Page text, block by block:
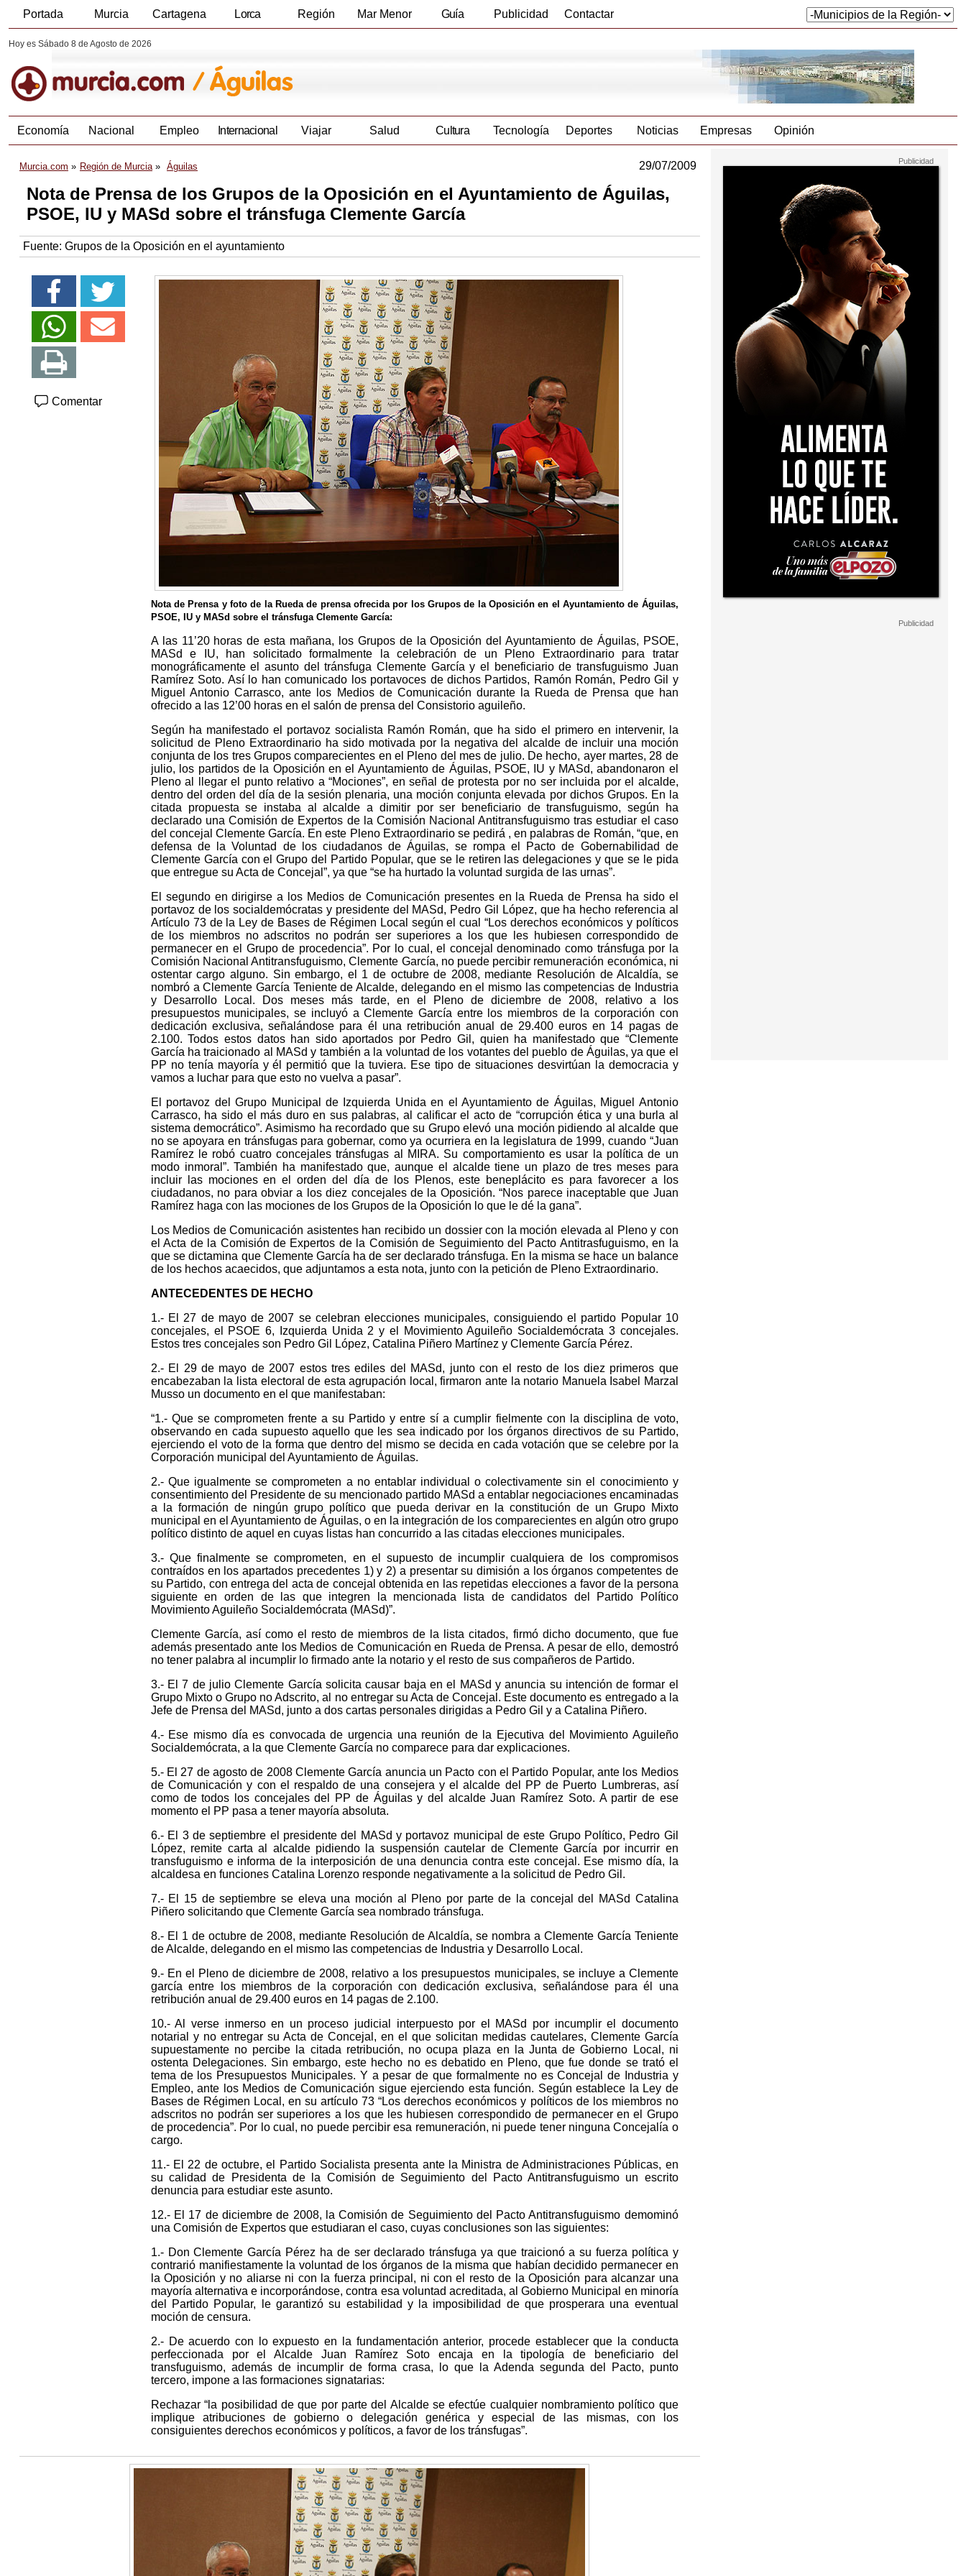
Portada Murcia Cartagena Lorca Región Mar Menor Guía Publicidad Contactar
Hoy es Sábado 8 de Agosto de 2026
Economía Nacional Empleo Internacional Viajar Salud Cultura Tecnología Deportes Noticias Empresas Opinión
Murcia.com Región de Murcia Águilas 29/07/2009
Nota de Prensa de los Grupos de la Oposición en el Ayuntamiento de Águilas,
PSOE, IU y MASd sobre el tránsfuga Clemente García
Fuente: Grupos de la Oposición en el ayuntamiento
Comentar
Nota de Prensa y foto de la Rueda de prensa ofrecida por los Grupos de la Oposición en el Ayuntamiento de Águilas,
PSOE, IU y MASd sobre el tránsfuga Clemente García:
A las 11’20 horas de esta mañana, los Grupos de la Oposición del Ayuntamiento de Águilas, PSOE,
MASd e IU, han solicitado formalmente la celebración de un Pleno Extraordinario para tratar
monográficamente el asunto del tránsfuga Clemente García y el beneficiario de transfuguismo Juan
Ramírez Soto. Así lo han comunicado los portavoces de dichos Partidos, Ramón Román, Pedro Gil y
Miguel Antonio Carrasco, ante los Medios de Comunicación durante la Rueda de Prensa que han
ofrecido a las 12’00 horas en el salón de prensa del Consistorio aguileño.
Según ha manifestado el portavoz socialista Ramón Román, que ha sido el primero en intervenir, la
solicitud de Pleno Extraordinario ha sido motivada por la negativa del alcalde de incluir una moción
conjunta de los tres Grupos comparecientes en el Pleno del mes de julio. De hecho, ayer martes, 28 de
julio, los partidos de la Oposición en el Ayuntamiento de Águilas, PSOE, IU y MASd, abandonaron el
Pleno al llegar el punto relativo a “Mociones”, en señal de protesta por no ser incluida por el alcalde,
dentro del orden del día de la sesión plenaria, una moción conjunta elevada por dichos Grupos. En la
citada propuesta se instaba al alcalde a dimitir por ser beneficiario de transfuguismo, según ha
declarado una Comisión de Expertos de la Comisión Nacional Antitransfuguismo tras estudiar el caso
del concejal Clemente García. En este Pleno Extraordinario se pedirá , en palabras de Román, “que, en
defensa de la Voluntad de los ciudadanos de Águilas, se rompa el Pacto de Gobernabilidad de
Clemente García con el Grupo del Partido Popular, que se le retiren las delegaciones y que se le pida
que entregue su Acta de Concejal”, ya que “se ha hurtado la voluntad surgida de las urnas”.
El segundo en dirigirse a los Medios de Comunicación presentes en la Rueda de Prensa ha sido el
portavoz de los socialdemócratas y presidente del MASd, Pedro Gil López, que ha hecho referencia al
Artículo 73 de la Ley de Bases de Régimen Local según el cual “Los derechos económicos y políticos
de los miembros no adscritos no podrán ser superiores a los que les hubiesen correspondido de
permanecer en el Grupo de procedencia”. Por lo cual, el concejal denominado como tránsfuga por la
Comisión Nacional Antitransfuguismo, Clemente García, no puede percibir remuneración económica, ni
ostentar cargo alguno. Sin embargo, el 1 de octubre de 2008, mediante Resolución de Alcaldía, se
nombró a Clemente García Teniente de Alcalde, delegando en el mismo las competencias de Industria
y Desarrollo Local. Dos meses más tarde, en el Pleno de diciembre de 2008, relativo a los
presupuestos municipales, se incluyó a Clemente García entre los miembros de la corporación con
dedicación exclusiva, señalándose para él una retribución anual de 29.400 euros en 14 pagas de
2.100. Todos estos datos han sido aportados por Pedro Gil, quien ha manifestado que “Clemente
García ha traicionado al MASd y también a la voluntad de los votantes del pueblo de Águilas, ya que el
PP no tenía mayoría y él permitió que la tuviera. Ese tipo de situaciones desvirtúan la democracia y
vamos a luchar para que esto no vuelva a pasar”.
El portavoz del Grupo Municipal de Izquierda Unida en el Ayuntamiento de Águilas, Miguel Antonio
Carrasco, ha sido el más duro en sus palabras, al calificar el acto de “corrupción ética y una burla al
sistema democrático”. Asimismo ha recordado que su Grupo elevó una moción pidiendo al alcalde que
no se apoyara en tránsfugas para gobernar, como ya ocurriera en la legislatura de 1999, cuando “Juan
Ramírez le robó cuatro concejales tránsfugas al MIRA. Su comportamiento es usar la política de un
modo inmoral”. También ha manifestado que, aunque el alcalde tiene un plazo de tres meses para
incluir las mociones en el orden del día de los Plenos, este beneplácito es para favorecer a los
ciudadanos, no para obviar a los diez concejales de la Oposición. “Nos parece inaceptable que Juan
Ramírez haga con las mociones de los Grupos de la Oposición lo que le dé la gana”.
Los Medios de Comunicación asistentes han recibido un dossier con la moción elevada al Pleno y con
el Acta de la Comisión de Expertos de la Comisión de Seguimiento del Pacto Antitrasfuguismo, en la
que se dictamina que Clemente García ha de ser declarado tránsfuga. En la misma se hace un balance
de los hechos acaecidos, que adjuntamos a esta nota, junto con la petición de Pleno Extraordinario.
ANTECEDENTES DE HECHO
1.- El 27 de mayo de 2007 se celebran elecciones municipales, consiguiendo el partido Popular 10
concejales, el PSOE 6, Izquierda Unida 2 y el Movimiento Aguileño Socialdemócrata 3 concejales.
Estos tres concejales son Pedro Gil López, Catalina Piñero Martínez y Clemente García Pérez.
2.- El 29 de mayo de 2007 estos tres ediles del MASd, junto con el resto de los diez primeros que
encabezaban la lista electoral de esta agrupación local, firmaron ante la notario Manuela Isabel Marzal
Musso un documento en el que manifestaban:
“1.- Que se comprometen frente a su Partido y entre sí a cumplir fielmente con la disciplina de voto,
observando en cada supuesto aquello que les sea indicado por los órganos directivos de su Partido,
ejerciendo el voto de la forma que dentro del mismo se decida en cada votación que se celebre por la
Corporación municipal del Ayuntamiento de Águilas.
2.- Que igualmente se comprometen a no entablar individual o colectivamente sin el conocimiento y
consentimiento del Presidente de su mencionado partido MASd a entablar negociaciones encaminadas
a la formación de ningún grupo político que pueda derivar en la constitución de un Grupo Mixto
municipal en el Ayuntamiento de Águilas, o en la integración de los comparecientes en algún otro grupo
político distinto de aquel en cuyas listas han concurrido a las citadas elecciones municipales.
3.- Que finalmente se comprometen, en el supuesto de incumplir cualquiera de los compromisos
contraídos en los apartados precedentes 1) y 2) a presentar su dimisión a los órganos competentes de
su Partido, con entrega del acta de concejal obtenida en las repetidas elecciones a favor de la persona
siguiente en orden de las que integren la mencionada lista de candidatos del Partido Político
Movimiento Aguileño Socialdemócrata (MASd)”.
Clemente García, así como el resto de miembros de la lista citados, firmó dicho documento, que fue
además presentado ante los Medios de Comunicación en Rueda de Prensa. A pesar de ello, demostró
no tener palabra al incumplir lo firmado ante la notario y el resto de sus compañeros de Partido.
3.- El 7 de julio Clemente García solicita causar baja en el MASd y anuncia su intención de formar el
Grupo Mixto o Grupo no Adscrito, al no entregar su Acta de Concejal. Este documento es entregado a la
Jefe de Prensa del MASd, junto a dos cartas personales dirigidas a Pedro Gil y a Catalina Piñero.
4.- Ese mismo día es convocada de urgencia una reunión de la Ejecutiva del Movimiento Aguileño
Socialdemócrata, a la que Clemente García no comparece para dar explicaciones.
5.- El 27 de agosto de 2008 Clemente García anuncia un Pacto con el Partido Popular, ante los Medios
de Comunicación y con el respaldo de una consejera y el alcalde del PP de Puerto Lumbreras, así
como de todos los concejales del PP de Águilas y del alcalde Juan Ramírez Soto. A partir de ese
momento el PP pasa a tener mayoría absoluta.
6.- El 3 de septiembre el presidente del MASd y portavoz municipal de este Grupo Político, Pedro Gil
López, remite carta al alcalde pidiendo la suspensión cautelar de Clemente García por incurrir en
transfuguismo e informa de la interposición de una denuncia contra este concejal. Ese mismo día, la
alcaldesa en funciones Catalina Lorenzo responde negativamente a la solicitud de Pedro Gil.
7.- El 15 de septiembre se eleva una moción al Pleno por parte de la concejal del MASd Catalina
Piñero solicitando que Clemente García sea nombrado tránsfuga.
8.- El 1 de octubre de 2008, mediante Resolución de Alcaldía, se nombra a Clemente García Teniente
de Alcalde, delegando en el mismo las competencias de Industria y Desarrollo Local.
9.- En el Pleno de diciembre de 2008, relativo a los presupuestos municipales, se incluye a Clemente
garcía entre los miembros de la corporación con dedicación exclusiva, señalándose para él una
retribución anual de 29.400 euros en 14 pagas de 2.100.
10.- Al verse inmerso en un proceso judicial interpuesto por el MASd por incumplir el documento
notarial y no entregar su Acta de Concejal, en el que solicitan medidas cautelares, Clemente García
supuestamente no percibe la citada retribución, no ocupa plaza en la Junta de Gobierno Local, ni
ostenta Delegaciones. Sin embargo, este hecho no es debatido en Pleno, que fue donde se trató el
tema de los Presupuestos Municipales. Y a pesar de que formalmente no es Concejal de Industria y
Empleo, ante los Medios de Comunicación sigue ejerciendo esta función. Según establece la Ley de
Bases de Régimen Local, en su artículo 73 “Los derechos económicos y políticos de los miembros no
adscritos no podrán ser superiores a los que les hubiesen correspondido de permanecer en el Grupo
de procedencia”. Por lo cual, no puede percibir esa remuneración, ni puede tener ninguna Concejalía o
cargo.
11.- El 22 de octubre, el Partido Socialista presenta ante la Ministra de Administraciones Públicas, en
su calidad de Presidenta de la Comisión de Seguimiento del Pacto Antitransfuguismo un escrito
denuncia para estudiar este asunto.
12.- El 17 de diciembre de 2008, la Comisión de Seguimiento del Pacto Antitransfuguismo demominó
una Comisión de Expertos que estudiaran el caso, cuyas conclusiones son las siguientes:
1.- Don Clemente García Pérez ha de ser declarado tránsfuga ya que traicionó a su fuerza política y
contrarió manifiestamente la voluntad de los órganos de la misma que habían decidido permanecer en
la Oposición y no aliarse ni con la fuerza principal, ni con el resto de la Oposición para alcanzar una
mayoría alternativa e incorporándose, contra esa voluntad acreditada, al Gobierno Municipal en minoría
del Partido Popular, le garantizó su estabilidad y la imposibilidad de que prosperara una eventual
moción de censura.
2.- De acuerdo con lo expuesto en la fundamentación anterior, procede establecer que la conducta
perfeccionada por el Alcalde Juan Ramírez Soto encaja en la tipología de beneficiario del
transfuguismo, además de incumplir de forma crasa, lo que la Adenda segunda del Pacto, punto
tercero, impone a las formaciones signatarias:
Rechazar “la posibilidad de que por parte del Alcalde se efectúe cualquier nombramiento político que
implique atribuciones de gobierno o delegación genérica y especial de las mismas, con los
consiguientes derechos económicos y políticos, a favor de los tránsfugas”.